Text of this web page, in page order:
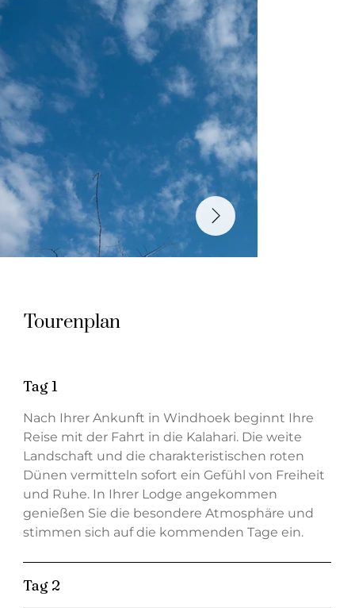
Tourenplan
Tag 1
Nach Ihrer Ankunft in Windhoek beginnt Ihre
Reise mit der Fahrt in die Kalahari. Die weite
Landschaft und die charakteristischen roten
Dünen vermitteln sofort ein Gefühl von Freiheit
und Ruhe. In Ihrer Lodge angekommen
genießen Sie die besondere Atmosphäre und
stimmen sich auf die kommenden Tage ein.
Tag 2